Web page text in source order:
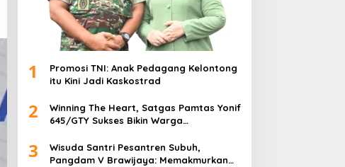
1
Promosi TNI: Anak Pedagang Kelontong
itu Kini Jadi Kaskostrad
2
Winning The Heart, Satgas Pamtas Yonif
645/GTY Sukses Bikin Warga
3
Wisuda Santri Pesantren Subuh,
Pangdam V Brawijaya: Memakmurkan